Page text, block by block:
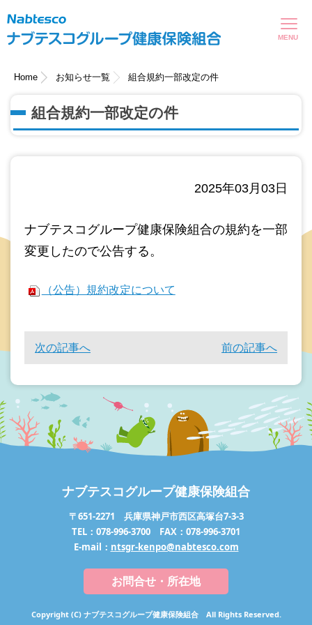
Home お知らせ一覧 組合規約一部改定の件
組合規約一部改定の件
2025年03月03日
ナブテスコグループ健康保険組合の規約を一部
変更したので公告する。
（公告）規約改定について
次の記事へ 前の記事へ
ナブテスコグループ健康保険組合
〒651-2271 兵庫県神戸市西区高塚台7-3-3
TEL：078-996-3700 FAX：078-996-3701
E-mail： ntsgr-kenpo@nabtesco.com
お問合せ・所在地
Copyright (C) ナブテスコグループ健康保険組合 All Rights Reserved.